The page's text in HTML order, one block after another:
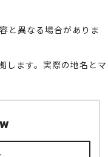
と異なる場合がありま
ます。実際の地名とマ